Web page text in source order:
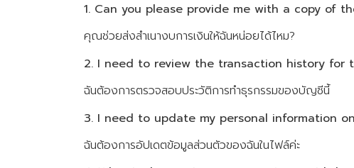
1. Can you please provide me with a copy of
คุณช่วยส่งสำเนางบการเงินให้ฉันหน่อยได้ไหม?
2. I need to review the transaction history for
ฉันต้องการตรวจสอบประวัติการทำธุรกรรมของบัญชีนี้
3. I need to update my personal information
ฉันต้องการอัปเดตข้อมูลส่วนตัวของฉันในไฟล์ค่ะ